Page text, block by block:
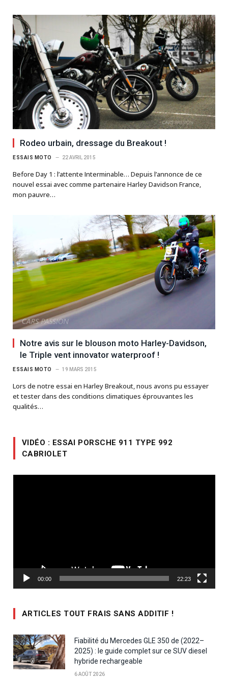
Rodeo urbain, dressage du Breakout !
ESSAIS MOTO 22 AVRIL 2015
Before Day 1 : l’attente Interminable… Depuis l’annonce de ce
nouvel essai avec comme partenaire Harley Davidson France,
mon pauvre…
Notre avis sur le blouson moto Harley-Davidson,
le Triple vent innovator waterproof !
ESSAIS MOTO 19 MARS 2015
Lors de notre essai en Harley Breakout, nous avons pu essayer
et tester dans des conditions climatiques éprouvantes les
qualités…
VIDÉO : ESSAI PORSCHE 911 TYPE 992
CABRIOLET
00:00 22:23
ARTICLES TOUT FRAIS SANS ADDITIF !
Fiabilité du Mercedes GLE 350 de (2022–
2025) : le guide complet sur ce SUV diesel
hybride rechargeable
6 AOÛT 2026